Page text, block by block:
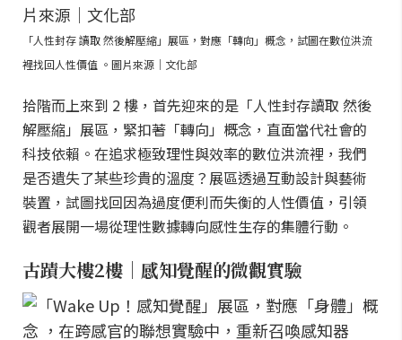
「人性封存 讀取 然後解壓縮」展區，對應「轉向」概念，試圖在數位洪流
裡找回人性價值 。圖片來源｜文化部
拾階而上來到 2 樓，首先迎來的是「人性封存讀取 然後
解壓縮」展區，緊扣著「轉向」概念，直面當代社會的
科技依賴。在追求極致理性與效率的數位洪流裡，我們
是否遺失了某些珍貴的溫度？展區透過互動設計與藝術
裝置，試圖找回因為過度便利而失衡的人性價值，引領
觀者展開一場從理性數據轉向感性生存的集體行動。
古蹟大樓2樓｜感知覺醒的微觀實驗